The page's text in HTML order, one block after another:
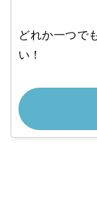
どれか一つで
い！